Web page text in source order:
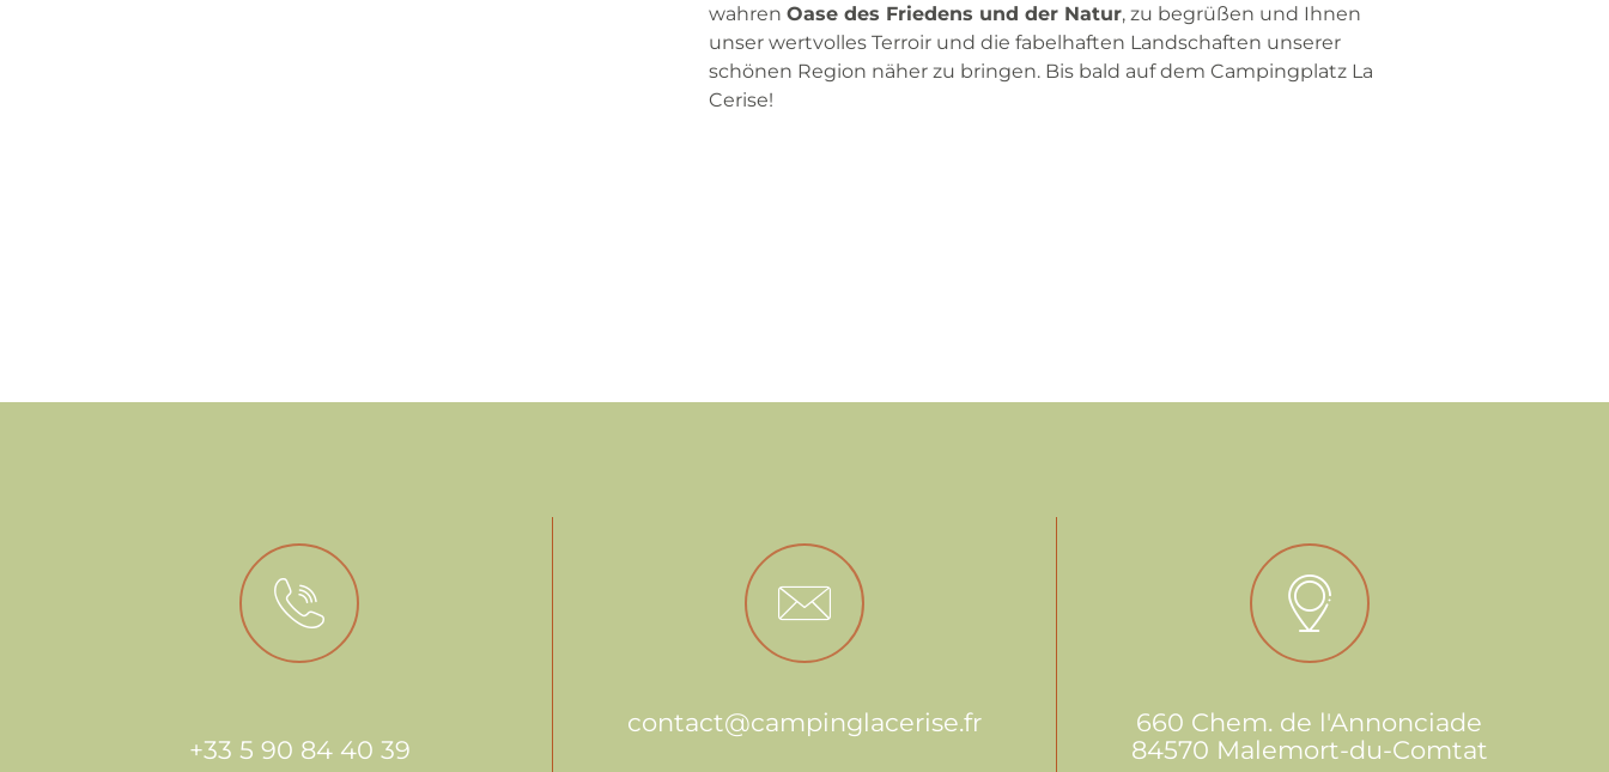
wahren Oase des Friedens und der Natur, zu begrüßen und Ihnen
unser wertvolles Terroir und die fabelhaften Landschaften unserer
schönen Region näher zu bringen. Bis bald auf dem Campingplatz La
Cerise!
+33 5 90 84 40 39
contact@campinglacerise.fr
660 Chem. de l'Annonciade
84570 Malemort-du-Comtat